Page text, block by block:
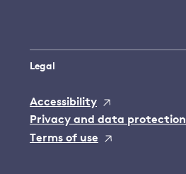
Legal
Accessibility
Privacy and data protection
Terms of use